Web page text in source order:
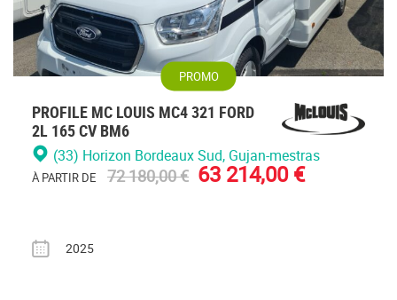
PROMO
PROFILE MC LOUIS MC4 321 FORD
2L 165 CV BM6
(33) Horizon Bordeaux Sud, Gujan-mestras
À PARTIR DE 72 180,00 € 63 214,00 €
Année
2025